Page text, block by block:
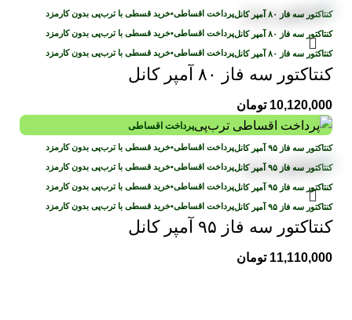
پرداخت اقساطی•خرید قسطی با ترب‌پی بدون کارمزد
پرداخت اقساطی•خرید قسطی با ترب‌پی بدون کارمزد
پرداخت اقساطی•خرید قسطی با ترب‌پی بدون کارمزد
کنتاکتور سه فاز ۸۰ آمپر کانل
10,120,000 تومان
پرداخت اقساطی
پرداخت اقساطی•خرید قسطی با ترب‌پی بدون کارمزد
پرداخت اقساطی•خرید قسطی با ترب‌پی بدون کارمزد
پرداخت اقساطی•خرید قسطی با ترب‌پی بدون کارمزد
پرداخت اقساطی•خرید قسطی با ترب‌پی بدون کارمزد
کنتاکتور سه فاز ۹۵ آمپر کانل
11,110,000 تومان